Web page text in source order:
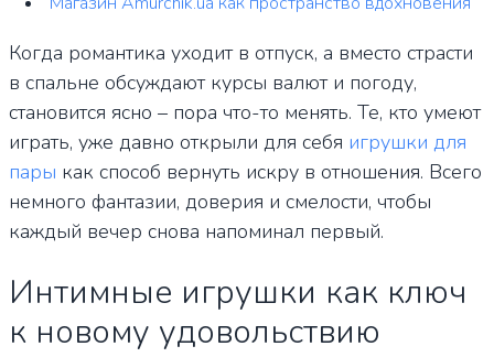
Когда романтика уходит в отпуск, а вместо страсти
в спальне обсуждают курсы валют и погоду,
становится ясно – пора что-то менять. Те, кто умеют
играть, уже давно открыли для себя игрушки для
пары как способ вернуть искру в отношения. Всего
немного фантазии, доверия и смелости, чтобы
каждый вечер снова напоминал первый.
Интимные игрушки как ключ
к новому удовольствию